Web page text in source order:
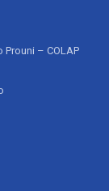
– COLAP